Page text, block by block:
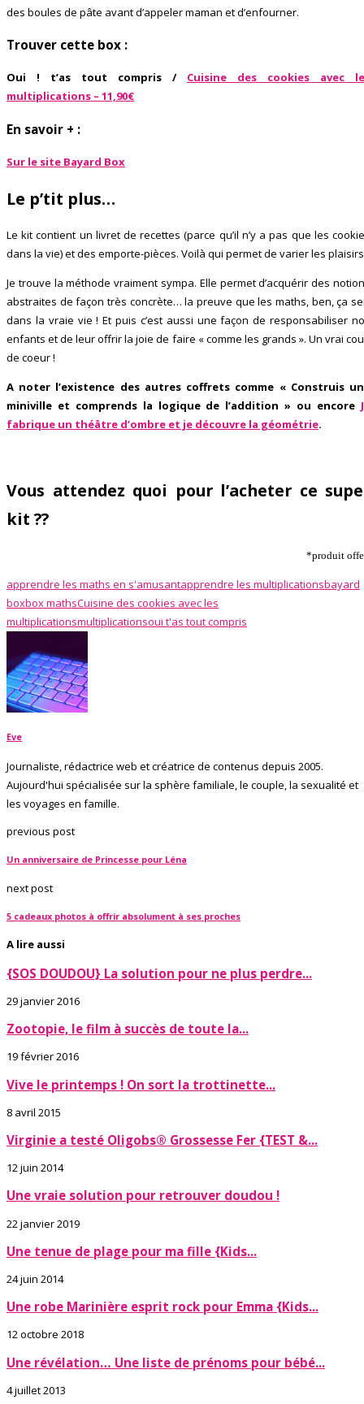
des boules de pâte avant d’appeler maman et d’enfourner.
Trouver cette box :
Oui ! t’as tout compris / Cuisine des cookies avec
multiplications – 11,90€
En savoir + :
Sur le site Bayard Box
Le p’tit plus…
Le kit contient un livret de recettes (parce qu’il n’y a pas que les
dans la vie) et des emporte-pièces. Voilà qui permet de varier les
Je trouve la méthode vraiment sympa. Elle permet d’acquérir des
abstraites de façon très concrète… la preuve que les maths, ben, ça
dans la vraie vie ! Et puis c’est aussi une façon de responsabiliser
enfants et de leur offrir la joie de faire « comme les grands ». Un vrai
de coeur !
A noter l’existence des autres coffrets comme « Construis
miniville et comprends la logique de l’addition » ou encore
fabrique un théâtre d’ombre et je découvre la géométrie.
Vous attendez quoi pour l’acheter ce
kit ??
*produit
apprendre les maths en s'amusantapprendre les multiplicationsbayard
boxbox mathsCuisine des cookies avec les
multiplicationsmultiplicationsoui t'as tout compris
Eve
Journaliste, rédactrice web et créatrice de contenus depuis 2005.
Aujourd'hui spécialisée sur la sphère familiale, le couple, la sexualité et
les voyages en famille.
previous post
Un anniversaire de Princesse pour Léna
next post
5 cadeaux photos à offrir absolument à ses proches
A lire aussi
{SOS DOUDOU} La solution pour ne plus perdre...
29 janvier 2016
Zootopie, le film à succès de toute la...
19 février 2016
Vive le printemps ! On sort la trottinette...
8 avril 2015
Virginie a testé Oligobs® Grossesse Fer {TEST &...
12 juin 2014
Une vraie solution pour retrouver doudou !
22 janvier 2019
Une tenue de plage pour ma fille {Kids...
24 juin 2014
Une robe Marinière esprit rock pour Emma {Kids...
12 octobre 2018
Une révélation… Une liste de prénoms pour bébé...
4 juillet 2013